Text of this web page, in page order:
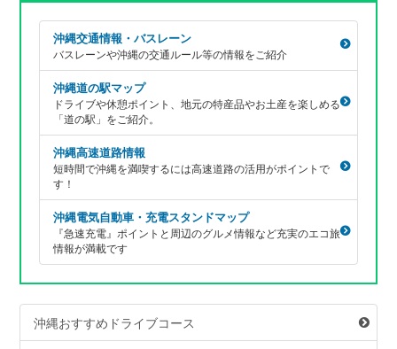
沖縄交通情報・バスレーン
バスレーンや沖縄の交通ルール等の情報をご紹介
沖縄道の駅マップ
ドライブや休憩ポイント、地元の特産品やお土産を楽しめる
「道の駅」をご紹介。
沖縄高速道路情報
短時間で沖縄を満喫するには高速道路の活用がポイントで
す！
沖縄電気自動車・充電スタンドマップ
『急速充電』ポイントと周辺のグルメ情報など充実のエコ旅
情報が満載です
沖縄おすすめドライブコース